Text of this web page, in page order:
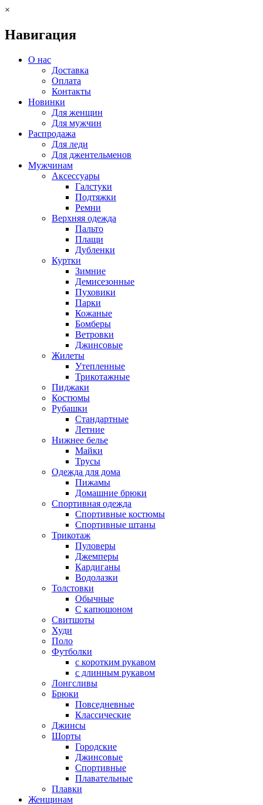
×
Навигация
О нас
Доставка
Оплата
Контакты
Новинки
Для женщин
Для мужчин
Распродажа
Для леди
Для джентельменов
Мужчинам
Аксессуары
Галстуки
Подтяжки
Ремни
Верхняя одежда
Пальто
Плащи
Дубленки
Куртки
Зимние
Демисезонные
Пуховики
Парки
Кожаные
Бомберы
Ветровки
Джинсовые
Жилеты
Утепленные
Трикотажные
Пиджаки
Костюмы
Рубашки
Стандартные
Летние
Нижнее белье
Майки
Трусы
Одежда для дома
Пижамы
Домашние брюки
Спортивная одежда
Спортивные костюмы
Спортивные штаны
Трикотаж
Пуловеры
Джемперы
Кардиганы
Водолазки
Толстовки
Обычные
С капюшоном
Свитшоты
Худи
Поло
Футболки
с коротким рукавом
с длинным рукавом
Лонгсливы
Брюки
Повседневные
Классические
Джинсы
Шорты
Городские
Джинсовые
Спортивные
Плавательные
Плавки
Женщинам